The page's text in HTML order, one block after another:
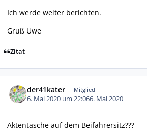
Ich werde weiter berichten.
Gruß Uwe
Zitat
der41kater Mitglied
6. Mai 2020 um 22:066. Mai 2020
Aktentasche auf dem Beifahrersitz???